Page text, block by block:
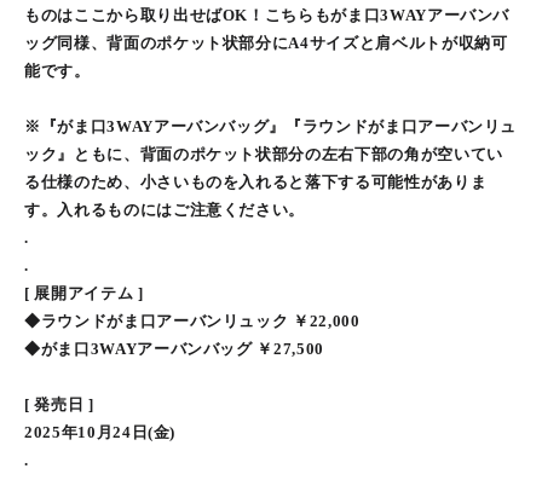
ものはここから取り出せばOK！こちらもがま口3WAYアーバンバ
ッグ同様、背面のポケット状部分にA4サイズと肩ベルトが収納可
能です。
※『がま口3WAYアーバンバッグ』『ラウンドがま口アーバンリュ
ック』ともに、背面のポケット状部分の左右下部の角が空いてい
る仕様のため、小さいものを入れると落下する可能性がありま
す。入れるものにはご注意ください。
.
.
[ 展開アイテム ]
◆ラウンドがま口アーバンリュック ￥22,000
◆がま口3WAYアーバンバッグ ￥27,500
[ 発売日 ]
2025年10月24日(金)
.